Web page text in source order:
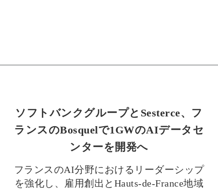
ソフトバンクグループとSesterce、フ
ランスのBosquelで1GWのAIデータセ
ンターを開発へ
フランスのAI分野におけるリーダーシップ
を強化し、雇用創出とHauts-de-France地域